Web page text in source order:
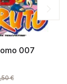
007
€